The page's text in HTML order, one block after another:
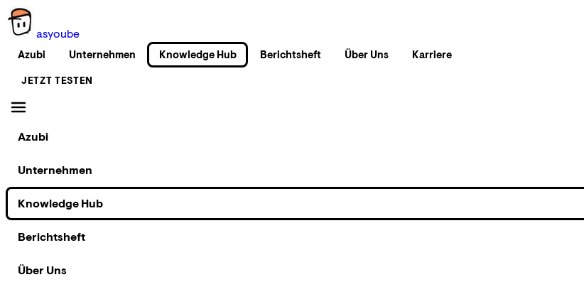
asyoube
Azubi Unternehmen Knowledge Hub Berichtsheft Über Uns Karriere
JETZT TESTEN
Azubi
Unternehmen
Knowledge Hub
Berichtsheft
Über Uns